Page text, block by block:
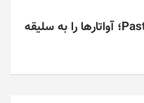
بازی/ Pastel Friends؛ آواتارها را به سلیقه